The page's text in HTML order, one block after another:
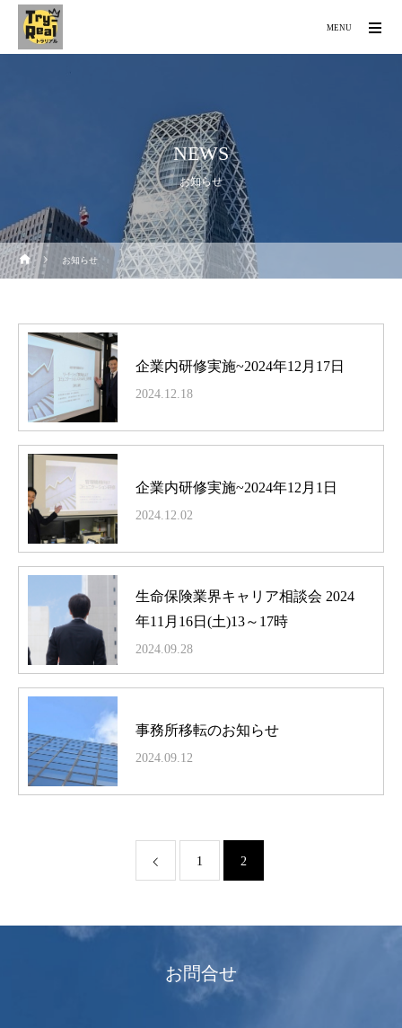
NEWS
お知らせ
お知らせ
企業内研修実施~2024年12月17日
2024.12.18
企業内研修実施~2024年12月1日
2024.12.02
生命保険業界キャリア相談会 2024
年11月16日(土)13～17時
2024.09.28
事務所移転のお知らせ
2024.09.12
1 2
お問合せ
MENU
トラリアルとは
保険業専門成長コーチ